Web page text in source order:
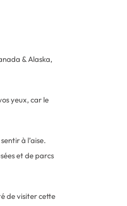
& Alaska,
yeux, car le
à l’aise.
et de parcs
de visiter cette